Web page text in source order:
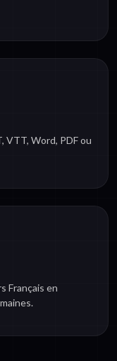
VTT, Word, PDF ou
Français en